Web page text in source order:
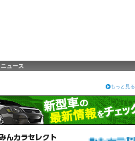
ニュース
もっと見る